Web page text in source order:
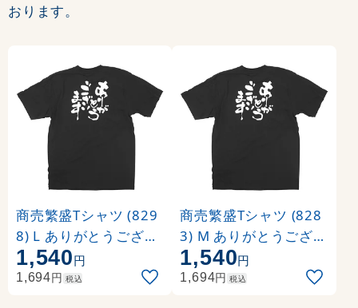
おります。
商売繁盛Tシャツ (829
8) L ありがとうござい
ます (ブラック)
1,540円
1,694円 税込
商売繁盛Tシャツ (828
3) M ありがとうござい
ます (ブラック)
1,540円
1,694円 税込